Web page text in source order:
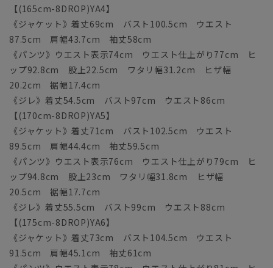
【(165cm-8DROP)YA4】
《ジャケット》着丈69cm バスト100.5cm ウエスト
87.5cm 肩幅43.7cm 袖丈58cm
《パンツ》ウエスト表示74cm ウエスト仕上がり77cm ヒ
ップ92.8cm 股上22.5cm ワタリ幅31.2cm ヒザ幅
20.2cm 裾幅17.4cm
《ジレ》着丈54.5cm バスト97cm ウエスト86cm
【(170cm-8DROP)YA5】
《ジャケット》着丈71cm バスト102.5cm ウエスト
89.5cm 肩幅44.4cm 袖丈59.5cm
《パンツ》ウエスト表示76cm ウエスト仕上がり79cm ヒ
ップ94.8cm 股上23cm ワタリ幅31.8cm ヒザ幅
20.5cm 裾幅17.7cm
《ジレ》着丈55.5cm バスト99cm ウエスト88cm
【(175cm-8DROP)YA6】
《ジャケット》着丈73cm バスト104.5cm ウエスト
91.5cm 肩幅45.1cm 袖丈61cm